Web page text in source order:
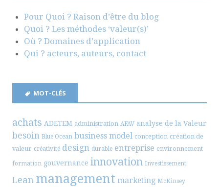
Pour Quoi ? Raison d’être du blog
Quoi ? Les méthodes ‘valeur(s)’
Où ? Domaines d’application
Qui ? acteurs, auteurs, contact
MOT-CLÉS
achats ADETEM administration AFAV analyse de la Valeur
besoin Blue Ocean business model conception création de
valeur créativité design durable entreprise environnement
formation gouvernance innovation Investissement
Lean management marketing McKinsey